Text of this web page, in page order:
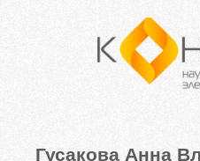
Гусакова Анна